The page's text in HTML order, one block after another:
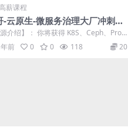
薪课程
-云原生-微服务治理大厂冲刺班
源介绍】： 你将获得 K8S、Ceph、Pro
knative...
前 0 0 118 20